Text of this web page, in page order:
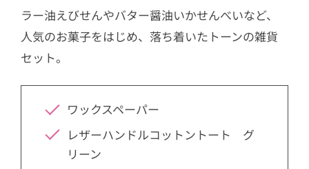
ラー油えびせんやバター醤油いかせんべいなど、
人気のお菓子をはじめ、落ち着いたトーンの雑貨
セット。
ワックスペーパー
レザーハンドルコットントート グ
リーン